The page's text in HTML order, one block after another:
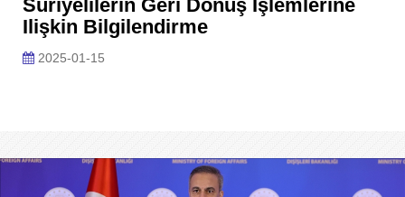
Suriyelilerin Geri Dönüş Işlemlerine
Ilişkin Bilgilendirme
2025-01-15